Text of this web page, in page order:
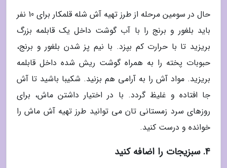
حال در سومین مرحله از طرز تهیه آش شله قلمکار برای 10 نفر
باید بلغور و برنج را با آب گوشت داخل یک قابلمه بزرگ
بریزید تا با حرارت کم بپزد. با نیم پز شدن بلغور و برنج،
حبوبات پخته را به همراه گوشت ریش شده داخل قابلمه
بریزید. مواد آش را به آرامی هم بزنید. شکیبا باشید تا آش
جا افتاده و غلیظ گردد. با در اختیار داشتن ماش، برای
روزهای سرد زمستانی تان می توانید طرز تهیه آش ماش را
خوانده و درست کنید.
4. سبزیجات را اضافه کنید